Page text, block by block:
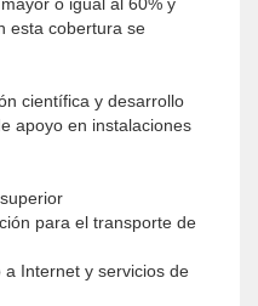
esta cobertura se
científica y desarrollo
apoyo en instalaciones
para el transporte de
Internet y servicios de